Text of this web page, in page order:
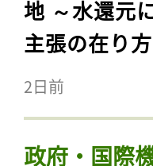
地 ～水還元
主張の在り
2日前
政府・国際